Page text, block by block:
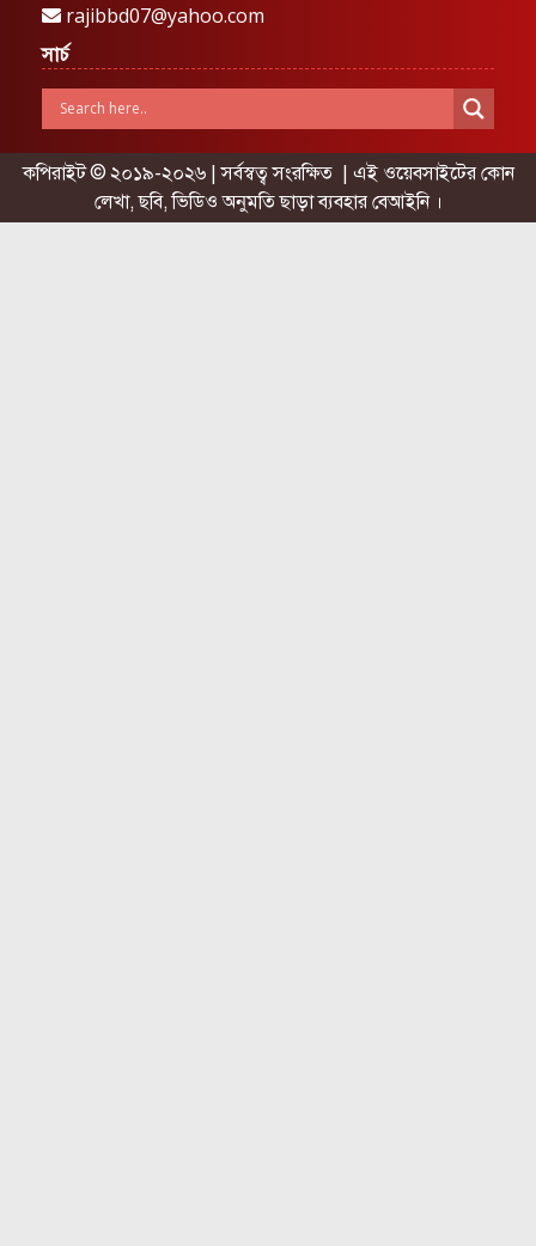
rajibbd07@yahoo.com
সার্চ
কপিরাইট © ২০১৯-২০২৬ | সর্বস্বত্ব সংরক্ষিত | এই ওয়েবসাইটের কোন
লেখা, ছবি, ভিডিও অনুমতি ছাড়া ব্যবহার বেআইনি ।